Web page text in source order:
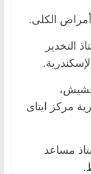
الكلى.
التخدير
حشيش،
مركز ايتاى
مساعد